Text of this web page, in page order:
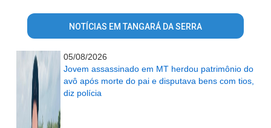
NOTÍCIAS EM TANGARÁ DA SERRA
05/08/2026
Jovem assassinado em MT herdou patrimônio do
avô após morte do pai e disputava bens com tios,
diz polícia